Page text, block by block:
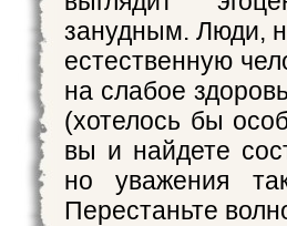
занудным. Люди,
естественную
на слабое
(хотелось бы
вы и найдете
но уважения
Перестаньте